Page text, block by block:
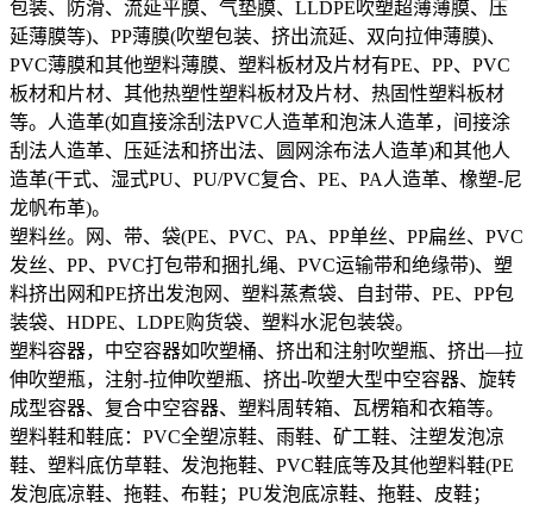
包装、防滑、流延平膜、气垫膜、LLDPE吹塑超薄薄膜、压
延薄膜等)、PP薄膜(吹塑包装、挤出流延、双向拉伸薄膜)、
PVC薄膜和其他塑料薄膜、塑料板材及片材有PE、PP、PVC
板材和片材、其他热塑性塑料板材及片材、热固性塑料板材
等。人造革(如直接涂刮法PVC人造革和泡沫人造革，间接涂
刮法人造革、压延法和挤出法、圆网涂布法人造革)和其他人
造革(干式、湿式PU、PU/PVC复合、PE、PA人造革、橡塑-尼
龙帆布革)。
塑料丝。网、带、袋(PE、PVC、PA、PP单丝、PP扁丝、PVC
发丝、PP、PVC打包带和捆扎绳、PVC运输带和绝缘带)、塑
料挤出网和PE挤出发泡网、塑料蒸煮袋、自封带、PE、PP包
装袋、HDPE、LDPE购货袋、塑料水泥包装袋。
塑料容器，中空容器如吹塑桶、挤出和注射吹塑瓶、挤出—拉
伸吹塑瓶，注射-拉伸吹塑瓶、挤出-吹塑大型中空容器、旋转
成型容器、复合中空容器、塑料周转箱、瓦楞箱和衣箱等。
塑料鞋和鞋底：PVC全塑凉鞋、雨鞋、矿工鞋、注塑发泡凉
鞋、塑料底仿草鞋、发泡拖鞋、PVC鞋底等及其他塑料鞋(PE
发泡底凉鞋、拖鞋、布鞋；PU发泡底凉鞋、拖鞋、皮鞋；